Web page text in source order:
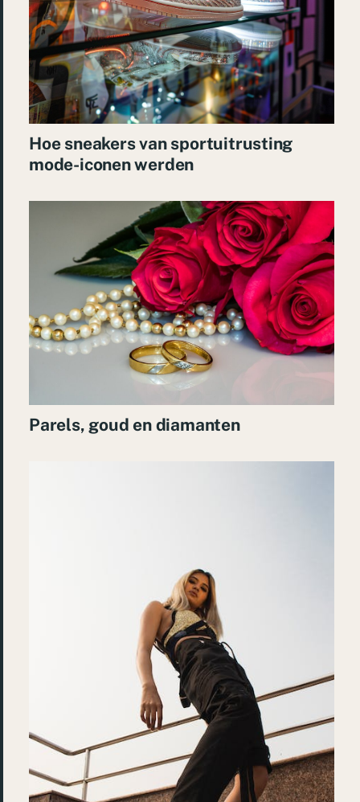
Hoe sneakers van sportuitrusting
mode-iconen werden
Parels, goud en diamanten